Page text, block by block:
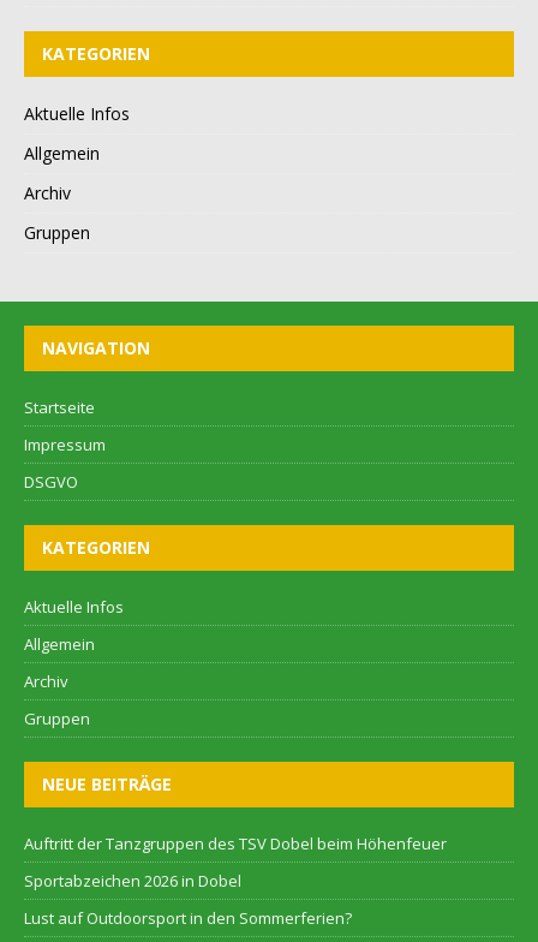
KATEGORIEN
Aktuelle Infos
Allgemein
Archiv
Gruppen
NAVIGATION
Startseite
Impressum
DSGVO
KATEGORIEN
Aktuelle Infos
Allgemein
Archiv
Gruppen
NEUE BEITRÄGE
Auftritt der Tanzgruppen des TSV Dobel beim Höhenfeuer
Sportabzeichen 2026 in Dobel
Lust auf Outdoorsport in den Sommerferien?